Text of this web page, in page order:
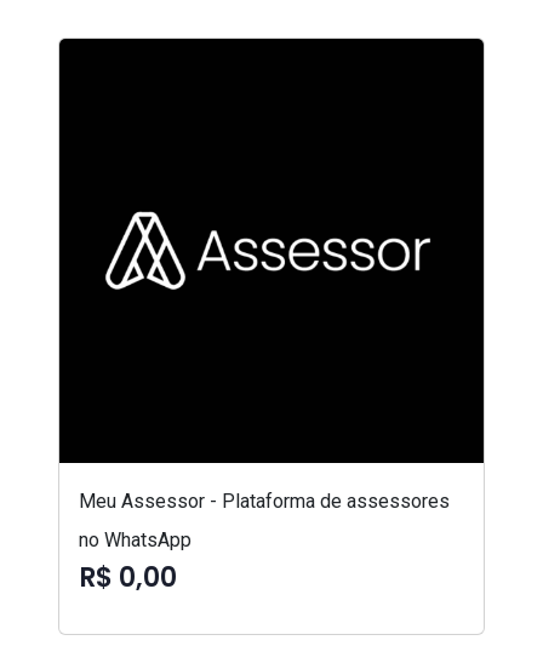
Meu Assessor - Plataforma de assessores
no WhatsApp
R$ 0,00